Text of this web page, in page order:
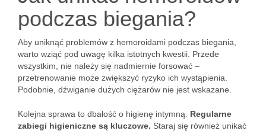
podczas biegania?
Aby uniknąć problemów z hemoroidami podczas biegania,
warto wziąć pod uwagę kilka istotnych kwestii. Przede
wszystkim, nie należy się nadmiernie forsować –
przetrenowanie może zwiększyć ryzyko ich wystąpienia.
Podobnie, dźwiganie dużych ciężarów nie jest wskazane.
Kolejna sprawa to dbałość o higienę intymną. Regularne
zabiegi higieniczne są kluczowe. Staraj się również unikać